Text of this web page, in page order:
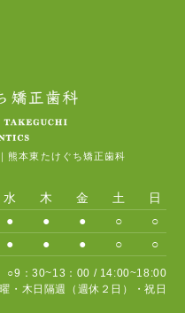
熊本東たけぐち矯正歯科
水 木 金 土
日
● ● ● ○
○
● ● ● ○ ○
○9：30~13：00 / 14:00~18:00
・木日隔週（週休２日）・祝日